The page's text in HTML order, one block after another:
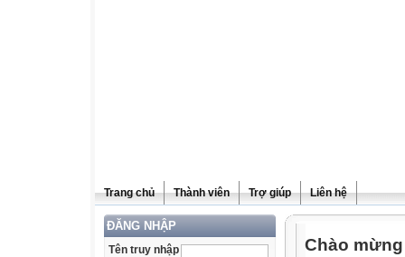
Trang chủ Thành viên Trợ giúp Liên hệ
ĐĂNG NHẬP
Tên truy nhập
Chào